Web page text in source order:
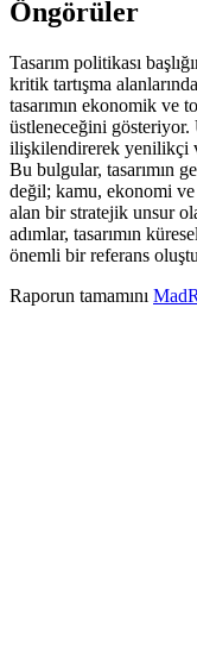
Öngörüler
Tasarım politikası
kritik tartışma
tasarımın ekonomik ve
üstleneceğini gösteriyor.
ilişkilendirerek yenilikçi
Bu bulgular, tasarımın
değil; kamu, ekonomi
alan bir stratejik unsur
adımlar, tasarımın
önemli bir referans
Raporun tamamını